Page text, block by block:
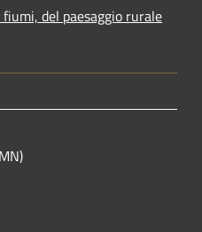
del paesaggio rurale